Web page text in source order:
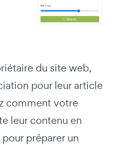
du site web,
pour leur article
comment votre
leur contenu en
préparer un